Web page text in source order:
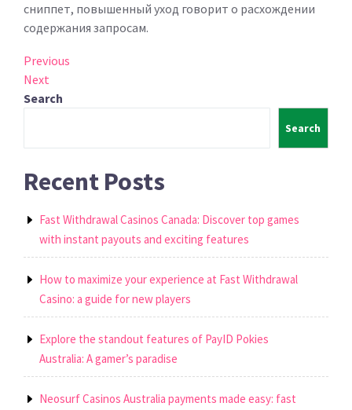
сниппет, повышенный уход говорит о расхождении
содержания запросам.
Post
navigation
Previous
Post
Previous
Next
Post
Next
Search
Search
Recent Posts
Fast Withdrawal Casinos Canada: Discover top games
with instant payouts and exciting features
How to maximize your experience at Fast Withdrawal
Casino: a guide for new players
Explore the standout features of PayID Pokies
Australia: A gamer’s paradise
Neosurf Casinos Australia payments made easy: fast